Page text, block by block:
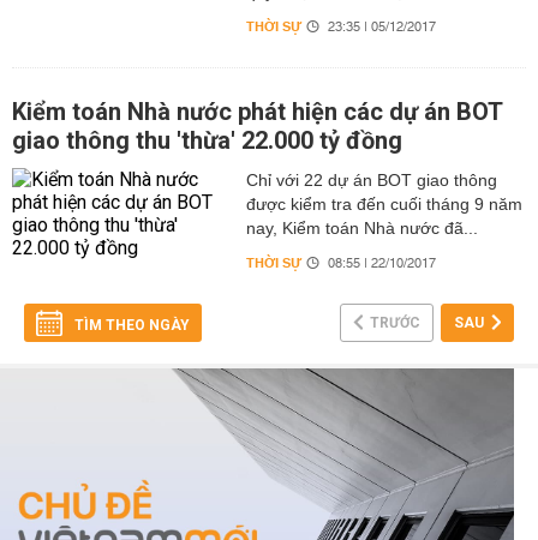
THỜI SỰ 23:35 | 05/12/2017
Kiểm toán Nhà nước phát hiện các dự án BOT
giao thông thu 'thừa' 22.000 tỷ đồng
Chỉ với 22 dự án BOT giao thông
được kiểm tra đến cuối tháng 9 năm
nay, Kiểm toán Nhà nước đã...
THỜI SỰ 08:55 | 22/10/2017
TÌM THEO NGÀY TRƯỚC SAU